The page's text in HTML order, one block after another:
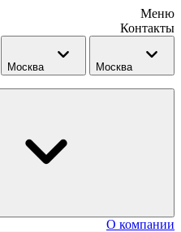
Меню
Контакты
Москва Москва
О компании